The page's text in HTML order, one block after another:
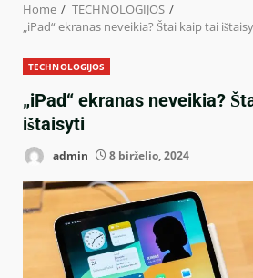
Home
TECHNOLOGIJOS
„iPad“ ekranas neveikia? Štai kaip tai
TECHNOLOGIJOS
„iPad“ ekranas neveikia?
ištaisyti
admin 8 birželio, 2024